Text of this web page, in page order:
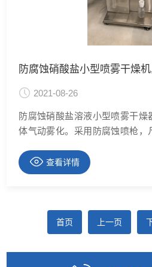
2021-08-26
防腐蚀硝酸盐溶液小型喷雾干燥
体气动雾化。采用防腐蚀喷枪，
是常压缩空气内建立一个环境
下，无论是空气的压力，也没有
也许，一个典型的200至350千
查看详情
首页 上一页